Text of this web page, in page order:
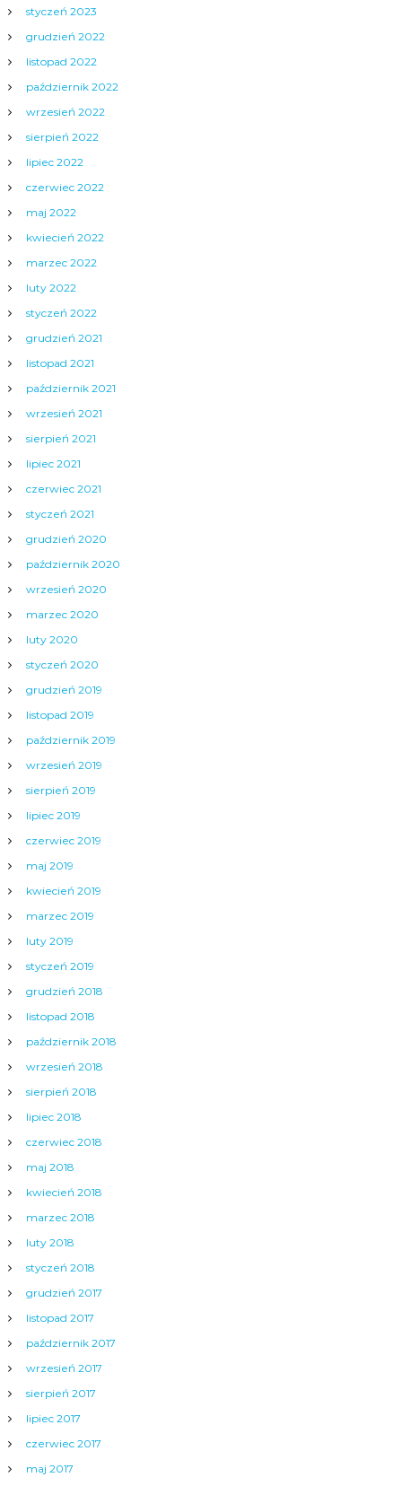
styczeń 2023
grudzień 2022
listopad 2022
październik 2022
wrzesień 2022
sierpień 2022
lipiec 2022
czerwiec 2022
maj 2022
kwiecień 2022
marzec 2022
luty 2022
styczeń 2022
grudzień 2021
listopad 2021
październik 2021
wrzesień 2021
sierpień 2021
lipiec 2021
czerwiec 2021
styczeń 2021
grudzień 2020
październik 2020
wrzesień 2020
marzec 2020
luty 2020
styczeń 2020
grudzień 2019
listopad 2019
październik 2019
wrzesień 2019
sierpień 2019
lipiec 2019
czerwiec 2019
maj 2019
kwiecień 2019
marzec 2019
luty 2019
styczeń 2019
grudzień 2018
listopad 2018
październik 2018
wrzesień 2018
sierpień 2018
lipiec 2018
czerwiec 2018
maj 2018
kwiecień 2018
marzec 2018
luty 2018
styczeń 2018
grudzień 2017
listopad 2017
październik 2017
wrzesień 2017
sierpień 2017
lipiec 2017
czerwiec 2017
maj 2017